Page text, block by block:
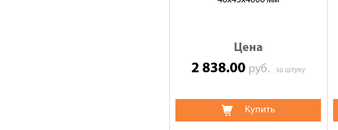
Цена
2 838.00 руб.за штуку
Купить